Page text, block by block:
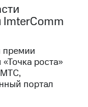
премии
роста»
МТС,
портал